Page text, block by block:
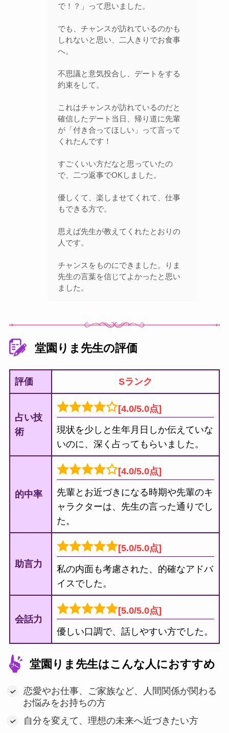
で！？」って思いました。
でも、チャンスが訪れているのかも
しれないと思い、二人きりでお食事
へ。
不思議と意気投合し、デートをする
約束をして。
これはチャンスが訪れているのだと
確信したデート当日、帰り道に先輩
が「付き合ってほしい」って言って
くれたんです！
すごくいい方だなと思っていたの
で、二つ返事でOKしました。
優しくて、楽しませてくれて、仕事
もできる方で。
思えば先生が教えてくれたとおりの
人です。
チャンスをものにできました。りま
先生の言葉を信じてよかったと思い
ました。
堂園りま先生の評価
評価 Sランク
占い技
術
[4.0/5.0点]
現状を少しと生年月日しか伝えていな
いのに、深く占ってもらいました。
的中率
[4.0/5.0点]
先輩とお近づきになる時期や先輩のキ
ャラクターは、先生の言った通りでし
た。
助言力
[5.0/5.0点]
私の内面も考慮された、的確なアドバ
イスでした。
会話力
[5.0/5.0点]
優しい口調で、話しやすい方でした。
堂園りま先生はこんな人におすすめ
恋愛やお仕事、ご家族など、人間関係が関わる
お悩みをお持ちの方
自分を変えて、理想の未来へ近づきたい方